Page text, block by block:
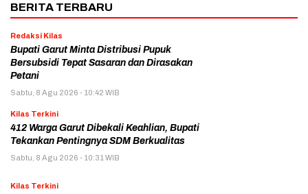
BERITA TERBARU
Redaksi Kilas
Bupati Garut Minta Distribusi Pupuk
Bersubsidi Tepat Sasaran dan Dirasakan
Petani
Sabtu, 8 Agu 2026 - 10:42 WIB
Kilas Terkini
412 Warga Garut Dibekali Keahlian, Bupati
Tekankan Pentingnya SDM Berkualitas
Sabtu, 8 Agu 2026 - 10:31 WIB
Kilas Terkini